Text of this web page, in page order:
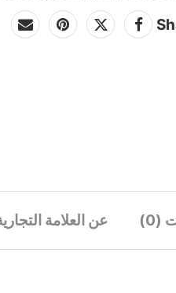
(0) عن العلامة